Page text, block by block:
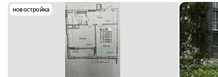
новостройка